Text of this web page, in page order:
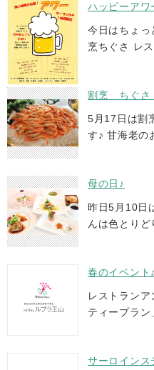
ハッピーアワ
今日はちょっ
烹ちぐさ レ
割烹 ちぐさ
5月17日は割
す♪ 甘海老の
母の日♪
昨日5月10日
んは色とりど
春のイベント♪
レストラン
ティープラン
サーロインス